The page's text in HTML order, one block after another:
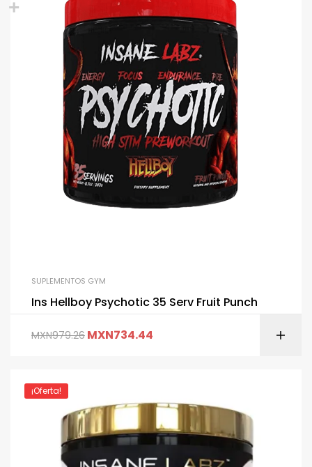
SUPLEMENTOS GYM
Ins Hellboy Psychotic 35 Serv Fruit Punch
MXN979.26 MXN734.44
¡Oferta!